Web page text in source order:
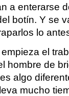
a enterarse
botín. Y se
lo
el
hombre de
algo
mucho